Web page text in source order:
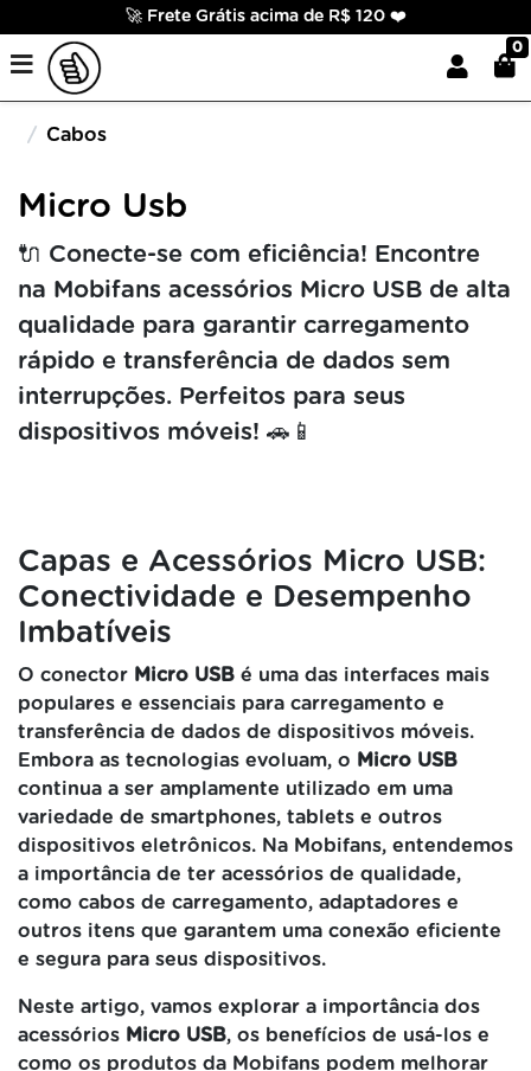
🚀 Frete Grátis acima de R$ 120 ❤️
0
Cabos
Micro Usb
🔌 Conecte-se com eficiência! Encontre
na Mobifans acessórios Micro USB de alta
qualidade para garantir carregamento
rápido e transferência de dados sem
interrupções. Perfeitos para seus
dispositivos móveis! 🚗📱
Capas e Acessórios Micro USB:
Conectividade e Desempenho
Imbatíveis
O conector Micro USB é uma das interfaces mais
populares e essenciais para carregamento e
transferência de dados de dispositivos móveis.
Embora as tecnologias evoluam, o
Micro USB
continua a ser amplamente utilizado em uma
variedade de smartphones, tablets e outros
dispositivos eletrônicos. Na Mobifans, entendemos
a importância de ter acessórios de qualidade,
como cabos de carregamento, adaptadores e
outros itens que garantem uma conexão eficiente
e segura para seus dispositivos.
Neste artigo, vamos explorar a importância dos
acessórios Micro USB, os benefícios de usá-los e
como os produtos da Mobifans podem melhorar